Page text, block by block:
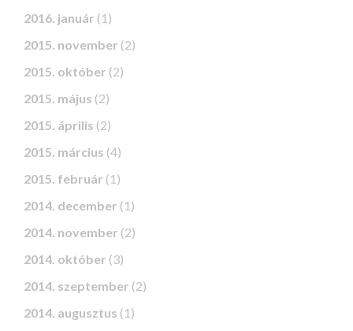
2016. január (1)
2015. november (2)
2015. október (2)
2015. május (2)
2015. április (2)
2015. március (4)
2015. február (1)
2014. december (1)
2014. november (2)
2014. október (3)
2014. szeptember (2)
2014. augusztus (1)